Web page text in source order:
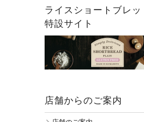
ライスショートブレッ
特設サイト
店舗からのご案内